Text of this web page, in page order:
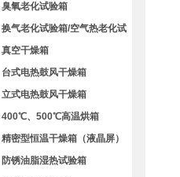
（耗材）
臭氧老化试验箱
换气老化试验箱/空气热老化试
验箱
真空干燥箱
台式电热鼓风干燥箱
立式电热鼓风干燥箱
400℃、500℃高温烘箱
精密型恒温干燥箱（液晶屏）
防锈油脂湿热试验箱